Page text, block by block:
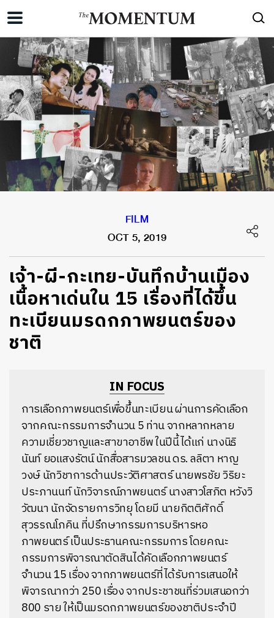
FILM
OCT 5, 2019
เจ้า-ผี-กะเทย-บันทึกบ้านเมือง
เนื้อหาเด่นใน 15 เรื่องที่ได้ขึ้น
ทะเบียนมรดกภาพยนตร์ของ
ชาติ
IN FOCUS
การเลือกภาพยนตร์เพื่อขึ้นทะเบียน ผ่านการคัดเลือก
จากคณะกรรมการจำนวน 5 ท่าน จากหลากหลาย
ความเชี่ยวชาญและสาขาอาชีพ ในปีนี้ได้แก่ นางนิธิ
นันท์ ยอแสงรัตน์ นักสื่อสารมวลชน ดร. ลลิตา หาญ
วงษ์ นักวิชาการด้านประวัติศาสตร์ นายพรชัย วิริยะ
ประภานนท์ นักวิจารณ์ภาพยนตร์ นางสาวโสภิต หวังวิ
วัฒนา นักจัดรายการวิทยุ โดยมี นายกิตติศักดิ์
สุวรรณโภคิน ที่ปรึกษากรรมการบริหารหอ
ภาพยนตร์ เป็นประธานคณะกรรมการ โดยคณะ
กรรมการพิจารณาตัดสินได้คัดเลือกภาพยนตร์
จำนวน 15 เรื่อง จากภาพยนตร์ที่ได้รับการเสนอให้
พิจารณากว่า 250 เรื่อง จากประชาชนที่ร่วมเสนอกว่า
800 ราย ให้เป็นมรดกภาพยนตร์ของชาติประจำปี